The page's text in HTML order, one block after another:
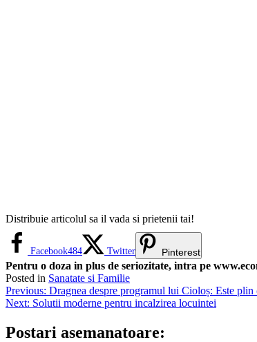
Distribuie articolul sa il vada si prietenii tai!
Facebook484 Twitter Pinterest
Pentru o doza in plus de seriozitate, intra pe
Posted in Sanatate si Familie
Navigare
în
articole
Previous: Dragnea despre programul lui Cioloș: Este
Next: Solutii moderne pentru incalzirea locuintei
Postari asemanatoare: